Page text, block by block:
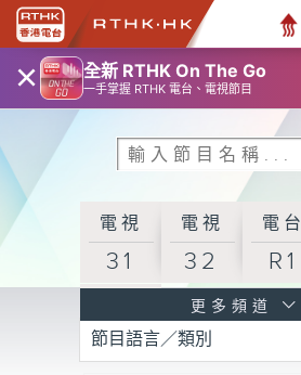
× 全新 RTHK On The Go
一手掌握 RTHK 電台、電視節目
電視
31
電視
32
電台
R1
R3
更多頻道
節目語言／類別